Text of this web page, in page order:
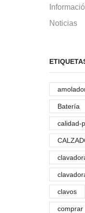
Noticias
Batería
calidad-
clavos
comprar